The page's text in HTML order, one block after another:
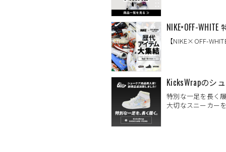
NIKE×OFF-WHITE
【NIKE×OFF-
KicksWrapのシ
特別な一足を長く
大切なスニーカー